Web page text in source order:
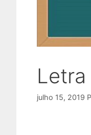
Letra
julho 15, 2019